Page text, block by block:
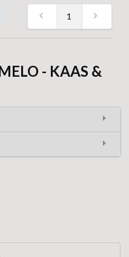
1
- KAAS &